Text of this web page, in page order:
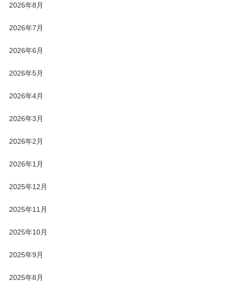
2026年8月
2026年7月
2026年6月
2026年5月
2026年4月
2026年3月
2026年2月
2026年1月
2025年12月
2025年11月
2025年10月
2025年9月
2025年8月